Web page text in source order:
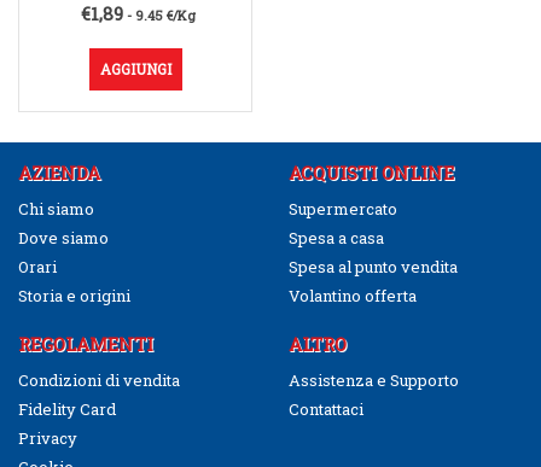
€1,89 - 9.45 €/Kg
AGGIUNGI
AZIENDA
Chi siamo
Dove siamo
Orari
Storia e origini
ACQUISTI ONLINE
Supermercato
Spesa a casa
Spesa al punto vendita
Volantino offerta
REGOLAMENTI
Condizioni di vendita
Fidelity Card
Privacy
ALTRO
Assistenza e Supporto
Contattaci